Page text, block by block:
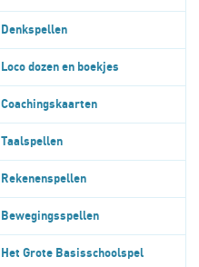
Denkspellen
Loco dozen en boekjes
Coachingskaarten
Taalspellen
Rekenenspellen
Bewegingsspellen
Het Grote Basisschoolspel